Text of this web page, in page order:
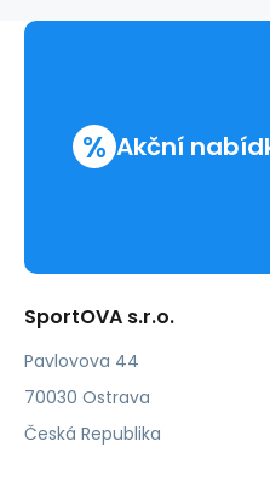
tmavě
% Akční
SportOVA s.r.o.
Pavlovova 44
70030 Ostrava
Česká Republika